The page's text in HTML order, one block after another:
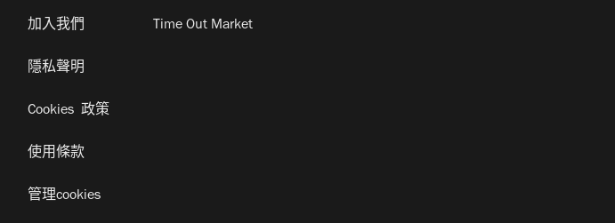
加入我們
隱私聲明
Cookies 政策
使用條款
管理cookies
Time Out Market